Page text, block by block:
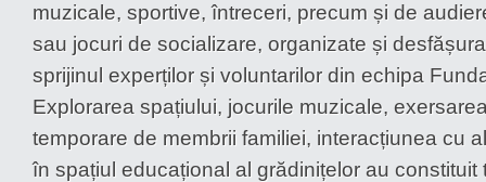
muzicale, sportive, întreceri, precum și de
sau jocuri de socializare, organizate și
sprijinul experților și voluntarilor din echipa
Explorarea spațiului, jocurile muzicale,
temporare de membrii familiei, interacțiunea cu
în spațiul educațional al grădinițelor au constituit